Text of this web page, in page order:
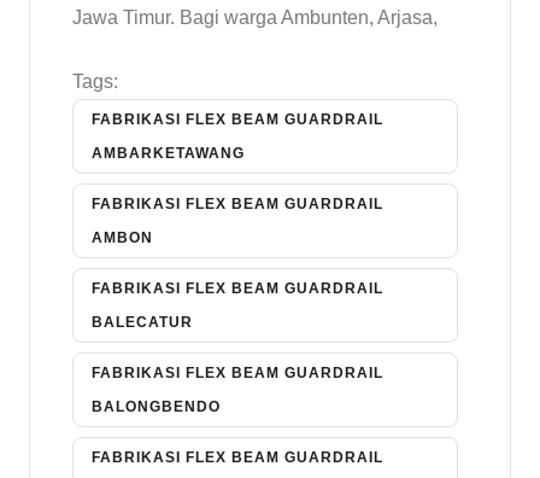
Jawa Timur. Bagi warga Ambunten, Arjasa,
Tags:
FABRIKASI FLEX BEAM GUARDRAIL
AMBARKETAWANG
FABRIKASI FLEX BEAM GUARDRAIL
AMBON
FABRIKASI FLEX BEAM GUARDRAIL
BALECATUR
FABRIKASI FLEX BEAM GUARDRAIL
BALONGBENDO
FABRIKASI FLEX BEAM GUARDRAIL